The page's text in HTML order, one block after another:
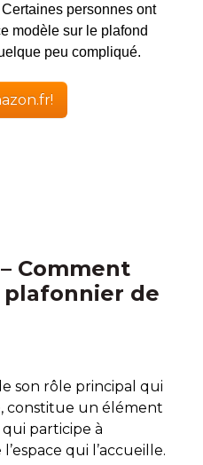
Certaines personnes ont
modèle sur le plafond
peu compliqué.
Comment
de
son rôle principal qui
constitue un élément
participe à
qui l’accueille.